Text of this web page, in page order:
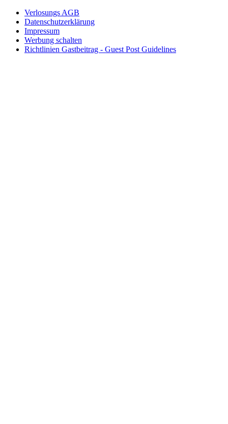
Verlosungs AGB
Datenschutzerklärung
Impressum
Werbung schalten
Richtlinien Gastbeitrag - Guest Post Guidelines